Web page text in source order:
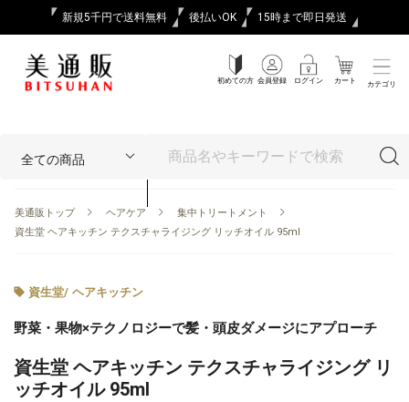
新規5千円で送料無料 後払いOK 15時まで即日発送
初めての方 会員登録 ログイン カート カテゴリ
美通販トップ ヘアケア
集中トリートメント
資生堂 ヘアキッチン テクスチャライジング リッチオイル 95ml
資生堂/ ヘアキッチン
野菜・果物×テクノロジーで髪・頭皮ダメージにアプローチ
資生堂 ヘアキッチン テクスチャライジング リ
ッチオイル 95ml